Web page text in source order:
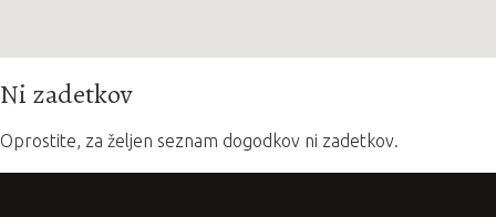
Ni zadetkov
Oprostite, za željen seznam dogodkov ni zadetkov.